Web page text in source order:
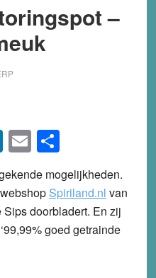
–
LinkedIn
EmailShare
mogelijkheden.
Spiriland.nl van
doorbladert. En zij
goed getrainde